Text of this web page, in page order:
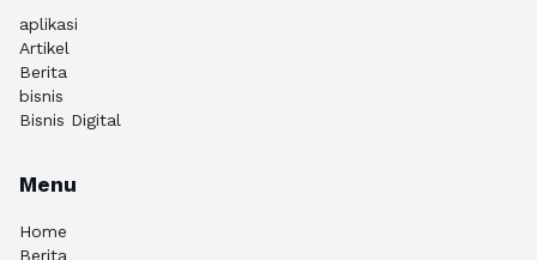
aplikasi
Artikel
Berita
bisnis
Bisnis Digital
Menu
Home
Berita